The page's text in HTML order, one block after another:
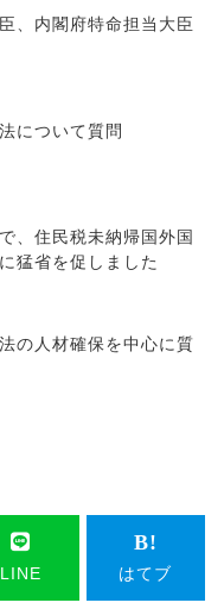
、内閣府特命担当大臣
について質問
、住民税未納帰国外国
猛省を促しました
の人材確保を中心に質
LINE はてブ